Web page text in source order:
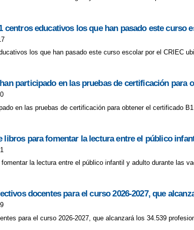
educativos los que han pasado este curso
los que han pasado este curso escolar por el CRIEC
participado en las pruebas de certificación para
en las pruebas de certificación para obtener el certificado
para fomentar la lectura entre el público
la lectura entre el público infantil y adulto durante las
docentes para el curso 2026-2027, que
para el curso 2026-2027, que alcanzará los 34.539